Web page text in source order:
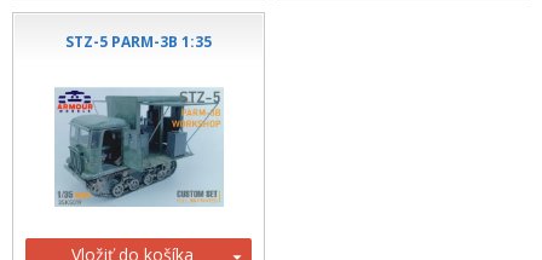
STZ-5 PARM-3B 1:35
Vložiť do košíka